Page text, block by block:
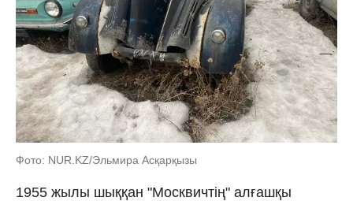
Фото: NUR.KZ/Эльмира Асқарқызы
1955 жылы шыққан "Москвичтің" алғашқы